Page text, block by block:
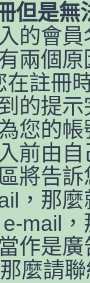
但是無
的會
兩個
在註冊
的提
您的
前由
將告
，那
mail
作是
麼請